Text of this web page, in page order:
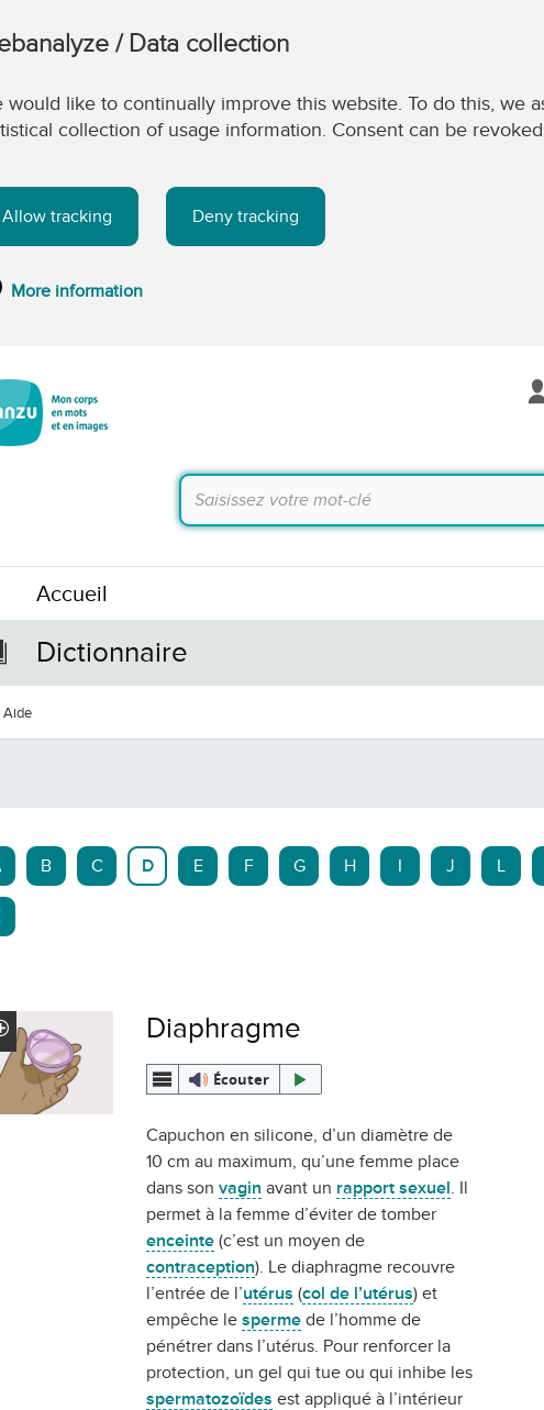
/ Data collection
would like to continually improve this website. To do this, we
collection of usage information. Consent can be
Allow tracking Deny tracking
More information
Accueil
Dictionnaire
Aide
B C D E F G H I J L
Diaphragme
Écouter
Capuchon en silicone, d’un diamètre de
10 cm au maximum, qu’une femme place
dans son vagin avant un rapport sexuel. Il
permet à la femme d’éviter de tomber
enceinte(c’est un moyen de
contraception). Le diaphragme recouvre
l’entrée de l’utérus (col de l’utérus) et
empêche le spermede l’homme de
pénétrer dans l’utérus. Pour renforcer la
protection, un gel qui tue ou qui inhibe les
spermatozoïdes est appliqué à l’intérieur